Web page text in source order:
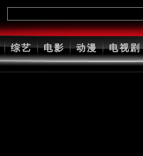
综艺 电影 动漫 电视剧